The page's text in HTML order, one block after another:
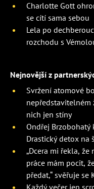
Charlotte Gott
se cítí sama sebou
Lela po
rozchodu s
Nejnovější z
Svržení atomové
nepředstavitelném
nich jen stíny
Ondřej
Drastický detox na
„Dcera mi řekla,
práce mám pocit,
předat,“ svěřuje se